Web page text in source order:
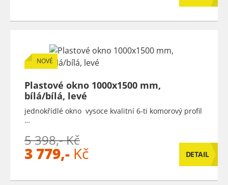
NOVÉ
Plastové okno 1000x1500 mm,
bílá/bílá, levé
jednokřídlé okno vysoce kvalitní 6-ti komorový profil
…
5 398,- Kč
3 779,- Kč DETAIL